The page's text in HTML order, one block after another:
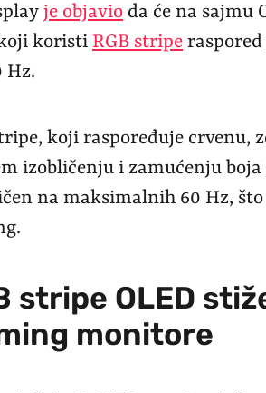
je objavio da će na sajmu
koristi RGB stripe
Hz.
koji raspoređuje crvenu,
izobličenju i zamućenju
na maksimalnih 60 Hz,
stripe OLED
monitore